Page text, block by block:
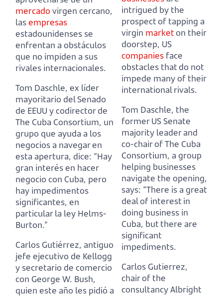
mercadovirgen cercano,
lasempresas
estadounidenses se
enfrentan a obstáculos
que no impiden a sus
rivales internacionales.
Tom Daschle, ex líder
mayoritario del Senado
de EEUU y codirector de
The Cuba Consortium, un
grupo que ayuda a los
negocios a navegar en
esta apertura, dice: “Hay
gran interés en hacer
negocio con Cuba, pero
hay impedimentos
significantes, en
particular la ley Helms-
Burton.”
Carlos Gutiérrez, antiguo
jefe ejecutivo de Kellogg
y secretario de comercio
con George W. Bush,
quien este año les pidió a
intrigued by the
prospect of tapping a
virgin marketon their
doorstep, US
companies face
obstacles that do not
impede many of their
international rivals.
Tom Daschle, the
former US Senate
majority leader and
co-chair of The Cuba
Consortium, a group
helping businesses
navigate the opening,
says: “There is a great
deal of interest in
doing business in
Cuba, but there are
significant
impediments.
Carlos Gutierrez,
chair of the
consultancy Albright